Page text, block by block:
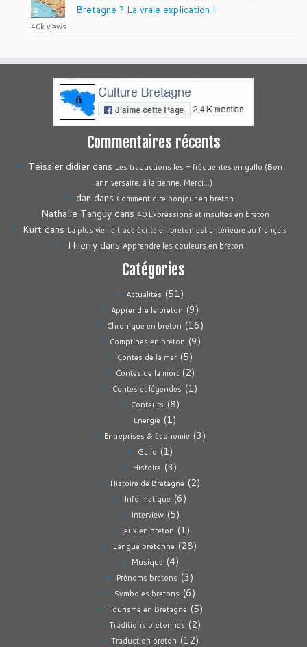
Bretagne ? La vraie explication !
40k views
Commentaires récents
Teissier didierdans Les traductions les + fréquentes en gallo (Bon
anniversaire, à la tienne, Merci…)
dan dans Comment dire bonjour en breton
Nathalie Tanguydans 40 Expressions et insultes en breton
Kurt dans La plus vieille trace écrite en breton est antérieure au français
Thierry dans Apprendre les couleurs en breton
Catégories
Actualités (51)
Apprendre le breton (9)
Chronique en breton (16)
Comptines en breton (9)
Contes de la mer(5)
Contes de la mort(2)
Contes et légendes (1)
Conteurs (8)
Energie (1)
Entreprises & économie (3)
Gallo (1)
Histoire (3)
Histoire de Bretagne (2)
Informatique (6)
Interview(5)
Jeux en breton (1)
Langue bretonne (28)
Musique (4)
Prénoms bretons (3)
Symboles bretons (6)
Tourisme en Bretagne (5)
Traditions bretonnes (2)
Traduction breton (12)